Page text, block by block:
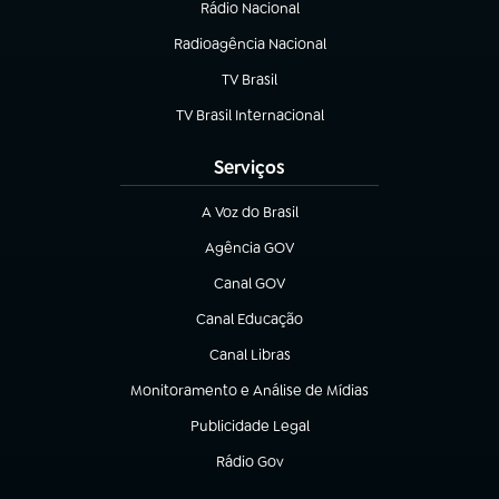
Rádio Nacional
(abre em nova aba)
Radioagência Nacional
(abre em nova aba)
TV Brasil
(abre em nova aba)
TV Brasil Internacional
(abre em nova aba)
Serviços
A Voz do Brasil
(abre em nova aba)
Agência GOV
(abre em nova aba)
Canal GOV
(abre em nova aba)
Canal Educação
(abre em nova aba)
Canal Libras
(abre em nova aba)
Monitoramento e Análise de Mídias
(abre em nova aba)
Publicidade Legal
(abre em nova aba)
Rádio Gov
(abre em nova aba)